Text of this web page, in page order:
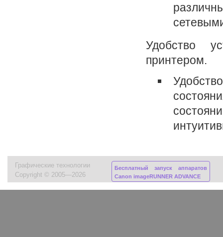
Удобство
принтером.
Графические технологии
Copyright © 2005—2026
Бесплатный запуск аппаратов
Canon imageRUNNER ADVANCE